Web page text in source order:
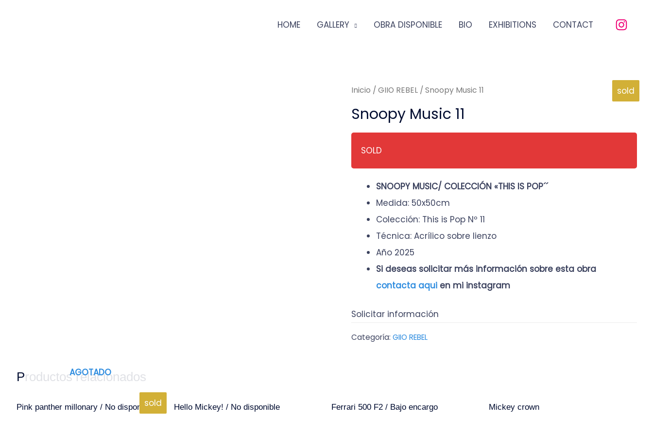
HOME GALLERY OBRA DISPONIBLE BIO EXHIBITIONS CONTACT
sold
Inicio /GIIO REBEL / Snoopy Music 11
Snoopy Music 11
SOLD
SNOOPY MUSIC/ COLECCIÓN «THIS IS POP´´
Medida: 50x50cm
Colección: This is Pop Nº 11
Técnica: Acrílico sobre lienzo
Año 2025
Si deseas solicitar más información sobre esta obra
contacta aqui en mi instagram
Solicitar información
Categoría:GIIO REBEL
Productos relacionados
sold
AGOTADO
Pink panther millonary / No disponible Hello Mickey! / No disponible Ferrari 500 F2 / Bajo encargo Mickey crown